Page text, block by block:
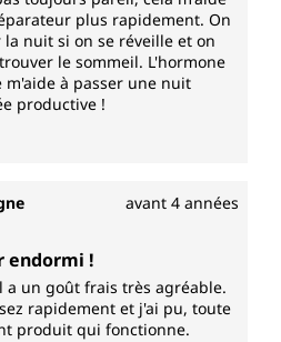
plus rapidement. On
nuit si on se réveille et on
le sommeil. L'hormone
à passer une nuit
productive !
avant 4 années
5 étoiles
endormi !
a un goût frais très agréable.
rapidement et j'ai pu, toute
produit qui fonctionne.